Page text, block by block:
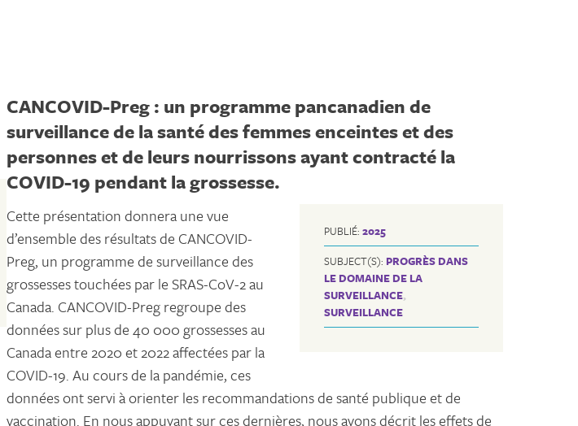
CANCOVID-Preg : un programme pancanadien de
surveillance de la santé des femmes enceintes et des
personnes et de leurs nourrissons ayant contracté la
COVID-19 pendant la grossesse.
PUBLIÉ: 2025
SUBJECT(S): PROGRÈS DANS
LE DOMAINE DE LA
SURVEILLANCE,
SURVEILLANCE
Cette présentation donnera une vue
d’ensemble des résultats de CANCOVID-
Preg, un programme de surveillance des
grossesses touchées par le SRAS-CoV-2 au
Canada. CANCOVID-Preg regroupe des
données sur plus de 40 000 grossesses au
Canada entre 2020 et 2022 affectées par la
COVID-19. Au cours de la pandémie, ces
données ont servi à orienter les recommandations de santé publique et de
vaccination. En nous appuyant sur ces dernières, nous avons décrit les effets de